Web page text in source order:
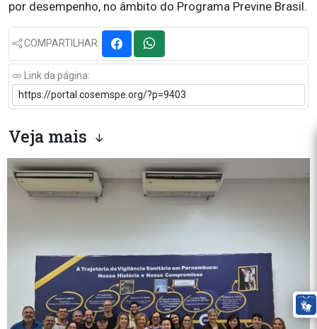
por desempenho, no âmbito do Programa Previne Brasil.
COMPARTILHAR:
Link da página:
Veja mais